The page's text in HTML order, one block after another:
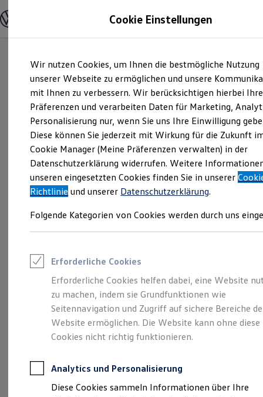
Hauptinhalt
springen
Footer
springen
Modelle und Konfigurator
Modelle vergleichen
Elektroautos
ENERGY Sondermodelle
Nutzfahrzeuge
SUV und CUV
Familienautos
Kombis
Kompaktwagen
Sportwagen
Schnell verfügbare Fahrzeuge
Angebote und Produkte
Aktuelle Angebote
E-Auto-Förderung
Volkswagen Marktplatz
Junge Gebrauchtwagen und Gebrauchtwagen
Saisonangebote
Leasing
Leasing-Angebote
Gebrauchtwagen Leasing
Junge Gebrauchtwagen-Leasing
Elektroauto Leasing
Kleinwagen-Leasing
Leasing ohne Anzahlung
Autokredit mit Schlussrate
Versicherungen und Garantien
Kfz-Versicherung
Größer. Entspannter.
Reichweiter. Der ID.7.
Cookie Einstellungen
Wir nutzen Cookies, um Ihnen die bestmögliche Nutzung
unserer Webseite zu ermöglichen und unsere
mit Ihnen zu verbessern. Wir berücksichtigen hierbei Ihre
Präferenzen und verarbeiten Daten für Marketing,
Personalisierung nur, wenn Sie uns Ihre Einwilligung
Diese können Sie jederzeit mit Wirkung für die Zukunft
Cookie Manager (Meine Präferenzen verwalten) in der
Datenschutzerklärung widerrufen. Weitere
unseren eingesetzten Cookies finden Sie in unserer
Richtlinie und unserer Datenschutzerklärung.
Folgende Kategorien von Cookies werden durch uns
Erforderliche Cookies
Erforderliche Cookies helfen dabei, eine Website
zu machen, indem sie Grundfunktionen wie
Seitennavigation und Zugriff auf sichere Bereiche
Website ermöglichen. Die Website kann ohne diese
Cookies nicht richtig funktionieren.
Analytics und Personalisierung
Diese Cookies sammeln Informationen über Ihre